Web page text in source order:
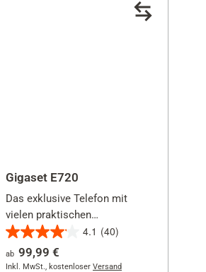
Gigaset E720
Das exklusive Telefon mit
vielen praktischen
Bedienungshilfen für Menschen
mit besonderen Ansprüchen.
4.1 (40)
4.1
von
ab 99,99 €
Inkl. MwSt., kostenloser Versand